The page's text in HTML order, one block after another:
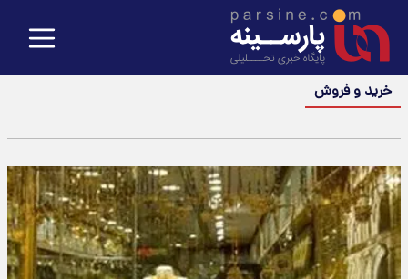
خرید و فروش